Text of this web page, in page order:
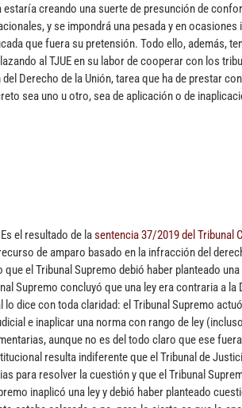
estaría creando una suerte de presunción de
y se impondrá una pesada y en
que fuera su pretensión. Todo ello, además,
al TJUE en su labor de cooperar con los
Derecho de la Unión, tarea que ha de prestar
sea uno u otro, sea de aplicación o de
el resultado de lasentencia 37/2019 del Tribunal
de amparo basado en la infracción del
que el Tribunal Supremo debió haber planteado
Supremo concluyó que una ley era contraria a la
lo dice con toda claridad: el Tribunal Supremo
e inaplicar una norma con rango de ley
aunque no es del todo claro que ese
resulta indiferente que el Tribunal de
para resolver la cuestión y que el Tribunal
inaplicó una ley y debió haber planteado